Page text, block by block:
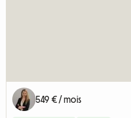
549 € / mois